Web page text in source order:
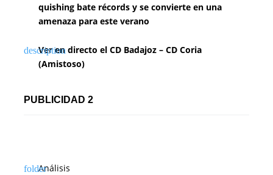
quishing bate récords y se convierte en una
amenaza para este verano
Ver en directo el CD Badajoz – CD Coria
(Amistoso)
PUBLICIDAD 2
Análisis